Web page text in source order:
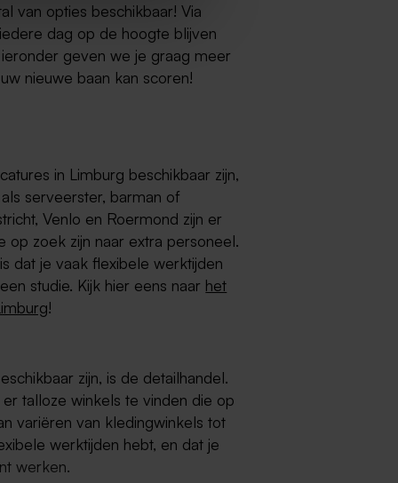
van opties beschikbaar! Via
dag op de hoogte blijven
geven we je graag meer
nieuwe baan kan scoren!
in Limburg beschikbaar zijn,
serveerster, barman of
Venlo en Roermond zijn er
op zoek zijn naar extra personeel.
dat je vaak flexibele werktijden
studie. Kijk hier eens naar het
!
zijn, is de detailhandel.
talloze winkels te vinden die op
variëren van kledingwinkels tot
werktijden hebt, en dat je
werken.